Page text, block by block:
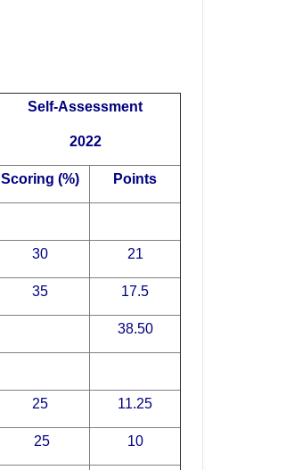
Self-Assessment
2022
Scoring (%) Points
30 21
35 17.5
38.50
25 11.25
25 10